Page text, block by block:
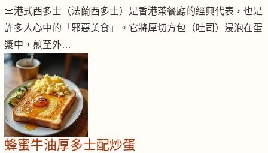
📜港式西多士（法蘭西多士）是香港茶餐廳的經典代表，也是
許多人心中的「邪惡美食」。它將厚切方包（吐司）浸泡在蛋
漿中，煎至外…
蜂蜜牛油厚多士配炒蛋